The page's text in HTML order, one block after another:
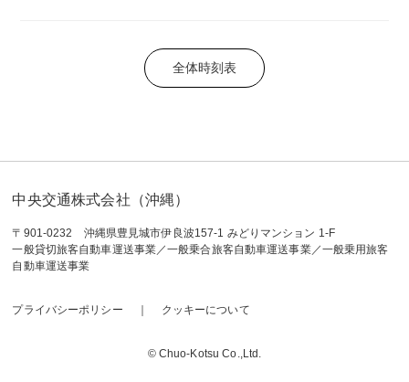
全体時刻表
中央交通株式会社（沖縄）
〒901-0232 沖縄県豊見城市伊良波157-1 みどりマンション 1-F
一般貸切旅客自動車運送事業／一般乗合旅客自動車運送事業／一般乗用旅客
自動車運送事業
プライバシーポリシー クッキーについて
© Chuo-Kotsu Co.,Ltd.